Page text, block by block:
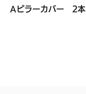
Aピラーカバー 2本